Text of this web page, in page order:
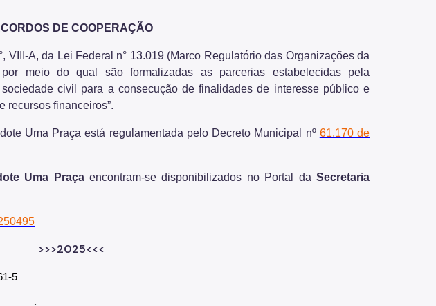
DE COOPERAÇÃO
VIII-A, da Lei Federal n° 13.019 (Marco Regulatório das Organizações da
meio do qual são formalizadas as parcerias estabelecidas pela
civil para a consecução de finalidades de interesse público e
recursos financeiros”.
Uma Praça está regulamentada pelo Decreto Municipal nº 61.170 de
Uma Praçaencontram-se disponibilizados no Portal da Secretaria
>>>2025<<<
5